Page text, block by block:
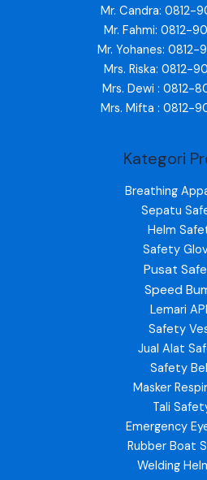
Mr. Candra: 0812-
Mr. Fahmi: 0812-
Mr. Yohanes:
Mrs. Riska: 0812-
Mrs. Dewi : 0812-
Mrs. Mifta : 0812-
Kategori
Breathing
Sepatu
Helm
Safety
Pusat
Speed
Lemari
Safety
Jual Alat
Safety
Masker
Tali
Emergency
Rubber Boat
Welding